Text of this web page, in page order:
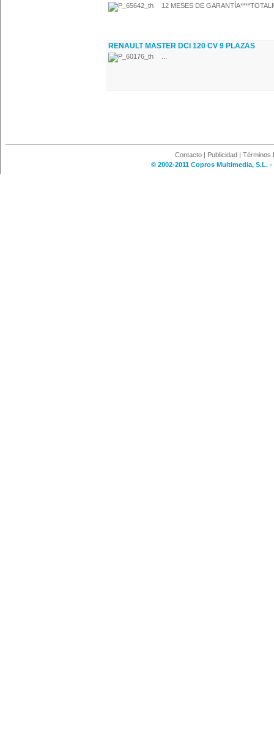
12 MESES DE
RENAULT MASTER DCI 120 CV 9 PLAZAS
Contacto | Publicidad | Términos
© 2002-2011 Copros Multimedia, S.L.